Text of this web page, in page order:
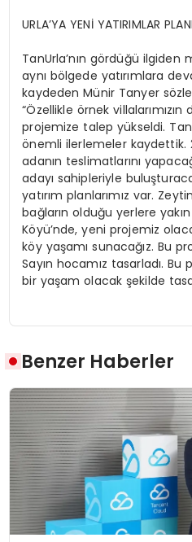
URLA’YA YENİ YATIRIMLAR
TanUrla’nın gördüğü ilgiden
aynı bölgede yatırımlara
kaydeden Münir Tanyer
“Özellikle örnek
projemize talep yükseldi.
önemli ilerlemeler kaydettik.
adanın teslimatlarını
adayı sahipleriyle
yatırım planlarımız var.
bağların olduğu yerlere
Köyü’nde, yeni projemiz
köy yaşamı sunacağız. Bu
Sayın hocamız tasarladı.
bir yaşam olacak şekilde
Benzer Haberler